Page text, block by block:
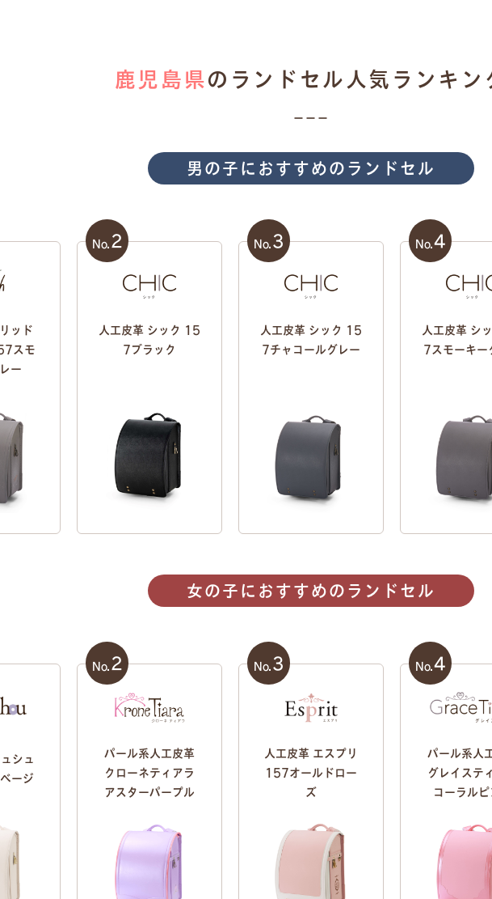
鹿児島県のランドセル人気ランキン
男の子におすすめのランドセル
ッド
スモ
ー
No. 2
人工皮革 シック 15
7ブラック
No. 3
人工皮革 シック 15
7チャコールグレー
No.4
人工皮革 シ
7スモーキー
女の子におすすめのランドセル
シュ
ージ
No. 2
パール系人工皮革
クローネティアラ
アスターパープル
No. 3
人工皮革 エスプリ
157オールドロー
ズ
No.4
パール系人
グレイステ
コーラル